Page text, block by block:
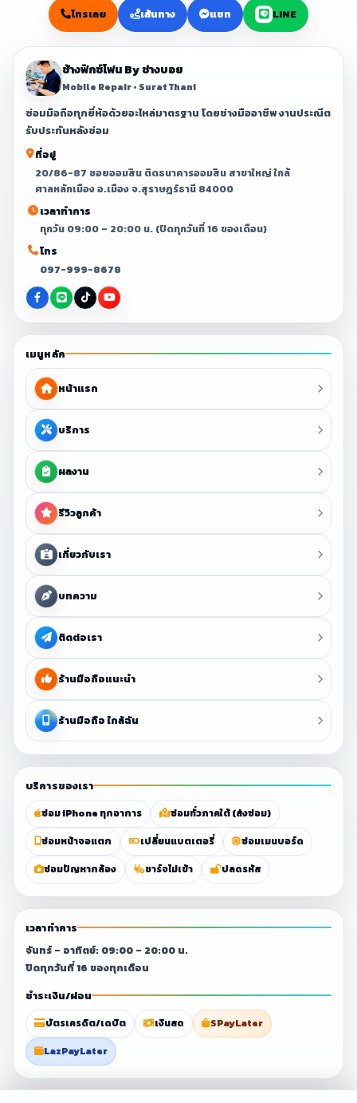
โทรเลย เส้นทาง แชท LINE
ช้างฟิกซ์โฟน By ช่างบอย
Mobile Repair • Surat Thani
ซ่อมมือถือทุกยี่ห้อด้วยอะไหล่มาตรฐาน โดยช่างมืออาชีพ งานประณีต
รับประกันหลังซ่อม
ที่อยู่
20/86-87 ซอยออมสิน ติดธนาคารออมสิน สาขาใหญ่ ใกล้
ศาลหลักเมือง อ.เมือง จ.สุราษฎร์ธานี 84000
เวลาทำการ
ทุกวัน 09:00 – 20:00 น. (ปิดทุกวันที่ 16 ของเดือน)
โทร
097-999-8678
เมนูหลัก
หน้าแรก
บริการ
ผลงาน
รีวิวลูกค้า
เกี่ยวกับเรา
บทความ
ติดต่อเรา
ร้านมือถือแนะนำ
ร้านมือถือ ใกล้ฉัน
บริการของเรา
ซ่อม iPhone ทุกอาการ
ซ่อมทั่วภาคใต้ (ส่งซ่อม)
ซ่อมหน้าจอแตก
เปลี่ยนแบตเตอรี่
ซ่อมเมนบอร์ด
ซ่อมปัญหากล้อง
ชาร์จไม่เข้า ปลดรหัส
เวลาทำการ
จันทร์ – อาทิตย์: 09:00 – 20:00 น.
ปิดทุกวันที่ 16 ของทุกเดือน
ชำระเงิน/ผ่อน
บัตรเครดิต/เดบิต เงินสด
SPayLater
LazPayLater